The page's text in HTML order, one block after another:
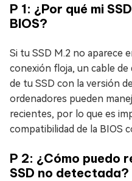
P 1: ¿Por qué mi
BIOS?
Si tu SSD M.2 no aparece
conexión floja, un cable
de tu SSD con la versión
ordenadores pueden
recientes, por lo que es
compatibilidad de la BIOS
P 2: ¿Cómo puedo
SSD no detectada?